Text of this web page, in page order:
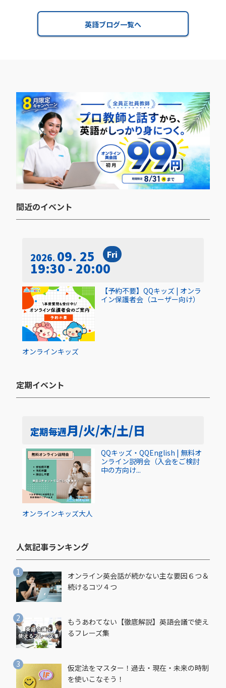
英語ブログ一覧へ
間近のイベント​
2026 09. 25 Fri
19:30 - 20:00
オンラインキッズ
【予約不要】QQキッズ | オンラ
イン保護者会（ユーザー向け）
定期イベント​
定期毎週月/火/木/土/日
オンラインキッズ大人
QQキッズ・QQEnglish | 無料オ
ンライン説明会（入会をご検討
中の方向け...
人気記事ランキング​
オンライン英会話が続かない主な要因６つ＆
続けるコツ４つ
もうあわてない【徹底解説】英語会議で使え
るフレーズ集
仮定法をマスター！過去・現在・未来の時制
を使いこなそう！